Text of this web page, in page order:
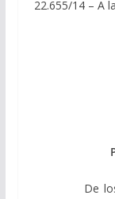
22.655/14 – A
De los